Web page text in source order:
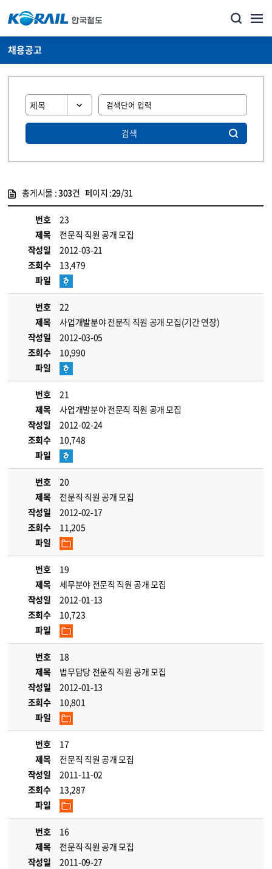
채용공고
검색
총게시물 :303건 페이지 :29/31
번호
23
제목
전문직 직원 공개 모집
작성일
2012-03-21
조회수
13,479
파일
번호
22
제목
사업개발분야 전문직 직원 공개 모집(기간 연장)
작성일
2012-03-05
조회수
10,990
파일
번호
21
제목
사업개발분야 전문직 직원 공개 모집
작성일
2012-02-24
조회수
10,748
파일
번호
20
제목
전문직 직원 공개 모집
작성일
2012-02-17
조회수
11,205
파일
번호
19
제목
세무분야 전문직 직원 공개 모집
작성일
2012-01-13
조회수
10,723
파일
번호
18
제목
법무담당 전문직 직원 공개 모집
작성일
2012-01-13
조회수
10,801
파일
번호
17
제목
전문직 직원 공개 모집
작성일
2011-11-02
조회수
13,287
파일
번호
16
제목
전문직 직원 공개 모집
작성일
2011-09-27